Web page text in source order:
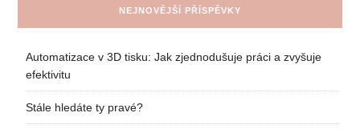
NEJNOVĚJŠÍ PŘÍSPĚVKY
Automatizace v 3D tisku: Jak zjednodušuje práci a zvyšuje
efektivitu
Stále hledáte ty pravé?